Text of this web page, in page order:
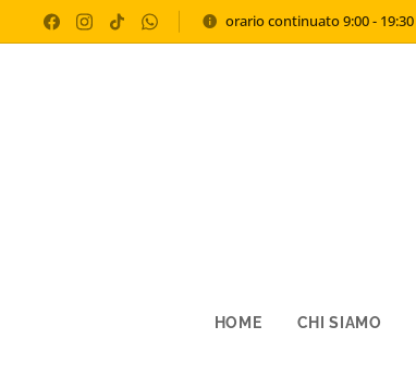
orario continuato 9:00 - 19:30
HOME CHI SIAMO